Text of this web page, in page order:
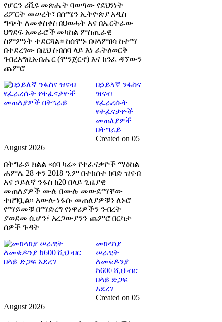
የሆርን ሪቪዩ መጽሔት ባወጣው የደህንነት
ሪፖርት መሠረት፣ በሰሜን ኢትዮጵያ አዲስ
ግጭት ለመቀስቀስ በህወሓት እና በኤርትራው
ህግደፍ አመራሮች መካከል ምስጢራዊ
ስምምነት ተደርጓል። ከሰሞኑ በዛላምበሳ ከተማ
በተደረገው በዚህ ስብሰባ ላይ እነ ፈትለወርቅ
ገብረእግዚአብሔር (ሞንጀርኖ) እና ክንፈ ዳኘውን
ጨምሮ
በኃይለኛ ንፋስና
ዝናብ
የፈራረሱት
የተፈናቃዮች
መጠለያዎች
በትግራይ
Created on 05
August 2026
በትግራይ ክልል «ሰባ ካሬ» የተፈናቃዮች ማዕከል
ሐምሌ 28 ቀን 2018 ዓ.ም በተከሰተ ከባድ ዝናብ
እና ኃይለኛ ንፋስ ከ20 በላይ ጊዜያዊ
መጠለያዎች ሙሉ በሙሉ መውደማቸው
ተዘግቧል፡፡ አውሎ ነፋሱ መጠለያዎቹን ለኑሮ
የማይመቹ በማድረግ የነዋሪዎችን ንብረት
ያወደመ ሲሆን፤ አረጋውያንን ጨምሮ በርካታ
ሰዎች ጉዳት
መከላከያ
ሠራዊት
ለመቄዶንያ
ከ600 ሺህ ብር
በላይ ድጋፍ
አደረገ
Created on 05
August 2026